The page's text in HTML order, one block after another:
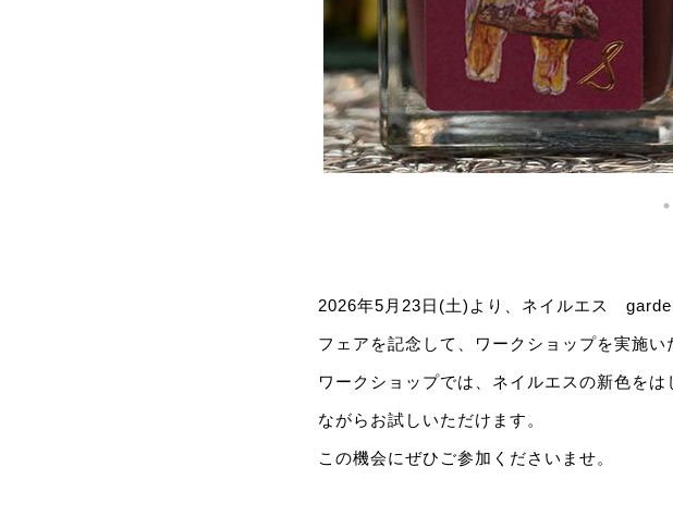
2026年5月23日(土)より、ネイルエス
フェアを記念して、ワークショップを実施い
ワークショップでは、ネイルエスの新色を
ながらお試しいただけます。
この機会にぜひご参加くださいませ。